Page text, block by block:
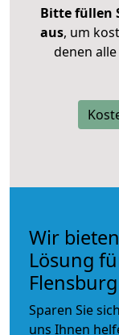
Bitte füllen
aus, um
denen
Wir
Lösung
Sparen Sie
uns Ihnen